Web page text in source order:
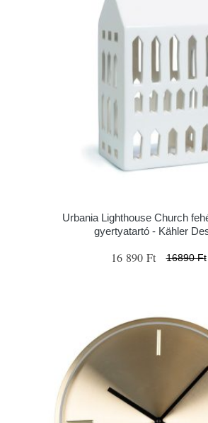
Urbania Lighthouse Church
gyertyatartó - Kähler
16 890 Ft 16890 Ft